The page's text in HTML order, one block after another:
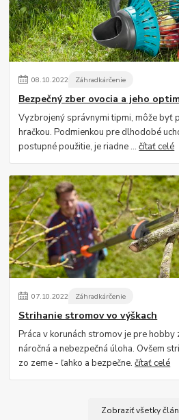
08.10.2022 Záhradkárčenie
Bezpečný zber ovocia a jeho
Vyzbrojený správnymi tipmi, môže byť
hračkou. Podmienkou pre dlhodobé
postupné použitie, je riadne ...čítať celé
07.10.2022 Záhradkárčenie
Strihanie stromov vo výškach
Práca v korunách stromov je pre hobby
náročná a nebezpečná úloha. Ovšem
zo zeme - ľahko a bezpečne.čítať celé
Zobraziť všetky